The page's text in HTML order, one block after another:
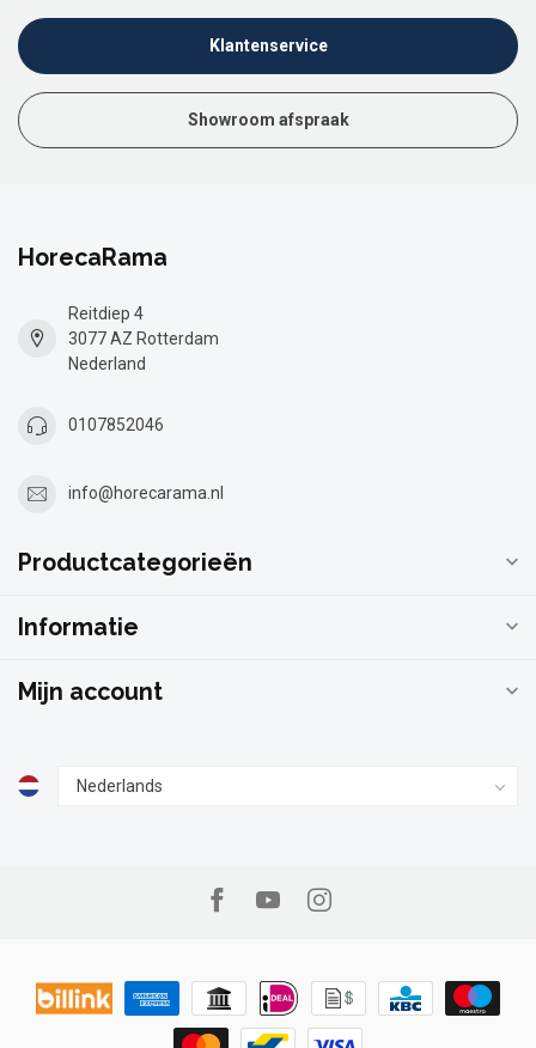
Klantenservice
Showroom afspraak
HorecaRama
Reitdiep 4
3077 AZ Rotterdam
Nederland
0107852046
info@horecarama.nl
Productcategorieën
Informatie
Mijn account